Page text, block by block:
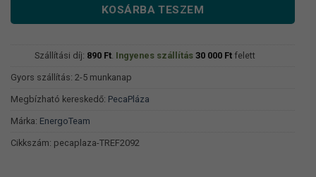
KOSÁRBA TESZEM
Szállítási díj: 890 Ft. Ingyenes szállítás 30 000 Ftfelett
Gyors szállítás: 2-5 munkanap
Megbízható kereskedő: PecaPláza
Márka: EnergoTeam
Cikkszám: pecaplaza-TREF2092